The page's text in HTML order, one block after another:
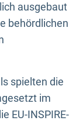
ausgebaut
behördlichen
spielten die
im
EU-INSPIRE-